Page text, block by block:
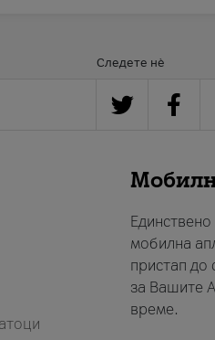
Следете нè
мобилна
пристап
за Вашите
време.